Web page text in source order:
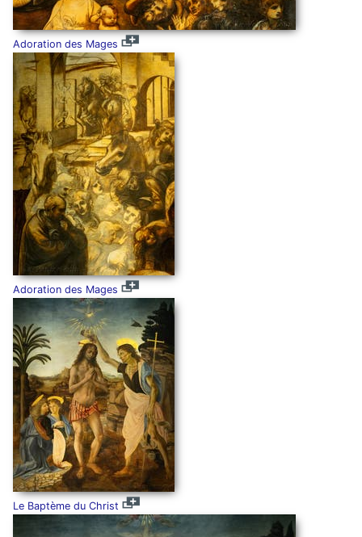
Adoration des Mages
Adoration des Mages
Le Baptème du Christ